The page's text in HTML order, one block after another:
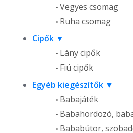
Vegyes csomag
Ruha csomag
Cipők
Lány cipők
Fiú cipők
Egyéb kiegészítők
Babajáték
Babahordozó,
Bababútor,